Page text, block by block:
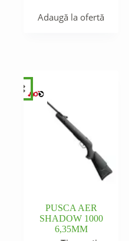
Adaugă la ofertă
PUSCA AER
SHADOW 1000
6,35MM